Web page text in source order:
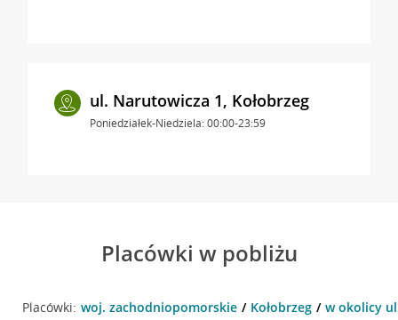
ul. Narutowicza 1, Kołobrzeg
Poniedziałek-Niedziela: 00:00-23:59
Placówki w pobliżu
Placówki: woj. zachodniopomorskie Kołobrzeg w okolicy